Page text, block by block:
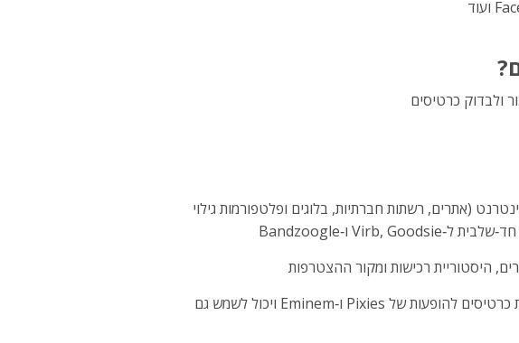
ולבדוק כרטיסים
(אתרים, רשתות חברתיות, בלוגים ופלטפורמות גילוי
היסטוריית רכישות ומקור ההצטרפות
פלטפורמה קלה לשימוש למכירת כרטיסים עם סורק כרטיסים מבוסס iPhone (שימש למכירת כרטיסים להופעות של Pixies ו‑Eminem ויכול לשמש גם